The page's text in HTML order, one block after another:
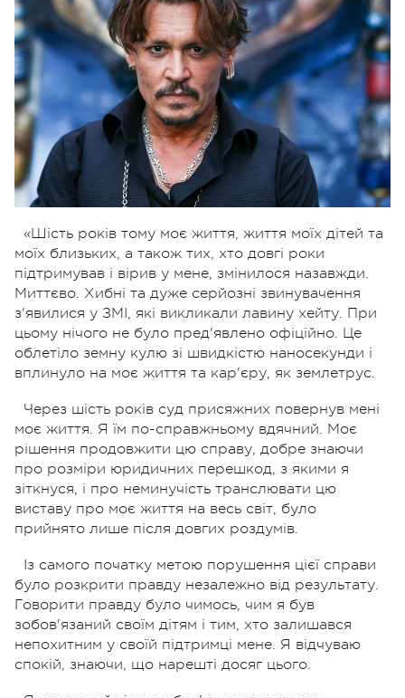
«Шість років тому моє життя, життя моїх дітей та
моїх близьких, а також тих, хто довгі роки
підтримував і вірив у мене, змінилося назавжди.
Миттєво. Хибні та дуже серйозні звинувачення
з'явилися у ЗМІ, які викликали лавину хейту. При
цьому нічого не було пред'явлено офіційно. Це
облетіло земну кулю зі швидкістю наносекунди і
вплинуло на моє життя та кар'єру, як землетрус.
Через шість років суд присяжних повернув мені
моє життя. Я їм по-справжньому вдячний. Моє
рішення продовжити цю справу, добре знаючи
про розміри юридичних перешкод, з якими я
зіткнуся, і про неминучість транслювати цю
виставу про моє життя на весь світ, було
прийнято лише після довгих роздумів.
Із самого початку метою порушення цієї справи
було розкрити правду незалежно від результату.
Говорити правду було чимось, чим я був
зобов'язаний своїм дітям і тим, хто залишався
непохитним у своїй підтримці мене. Я відчуваю
спокій, знаючи, що нарешті досяг цього.